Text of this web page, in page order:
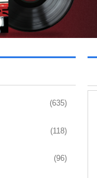
(635)
(118)
(96)